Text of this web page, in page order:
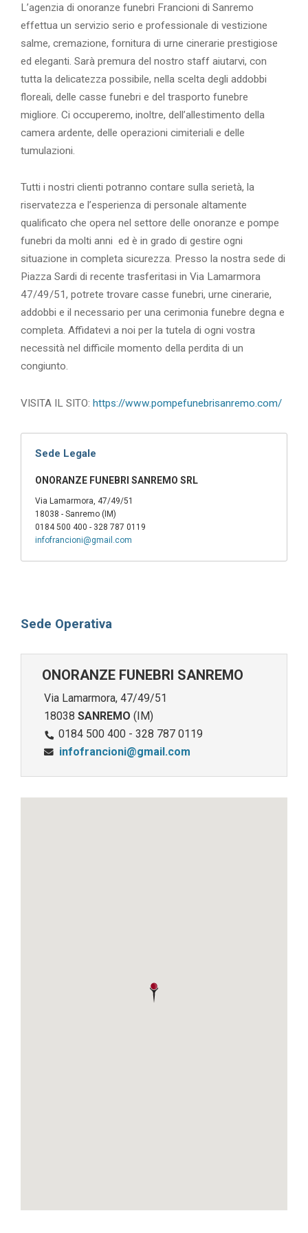
L’agenzia di onoranze funebri Francioni di Sanremo
effettua un servizio serio e professionale di vestizione
salme, cremazione, fornitura di urne cinerarie prestigiose
ed eleganti. Sarà premura del nostro staff aiutarvi, con
tutta la delicatezza possibile, nella scelta degli addobbi
floreali, delle casse funebri e del trasporto funebre
migliore. Ci occuperemo, inoltre, dell’allestimento della
camera ardente, delle operazioni cimiteriali e delle
tumulazioni.
Tutti i nostri clienti potranno contare sulla serietà, la
riservatezza e l’esperienza di personale altamente
qualificato che opera nel settore delle onoranze e pompe
funebri da molti anni ed è in grado di gestire ogni
situazione in completa sicurezza. Presso la nostra sede di
Piazza Sardi di recente trasferitasi in Via Lamarmora
47/49/51, potrete trovare casse funebri, urne cinerarie,
addobbi e il necessario per una cerimonia funebre degna e
completa. Affidatevi a noi per la tutela di ogni vostra
necessità nel difficile momento della perdita di un
congiunto.
VISITA IL SITO: https://www.pompefunebrisanremo.com/
Sede Legale
ONORANZE FUNEBRI SANREMO SRL
Via Lamarmora, 47/49/51
18038 - Sanremo (IM)
0184 500 400 - 328 787 0119
infofrancioni@gmail.com
Sede Operativa
ONORANZE FUNEBRI SANREMO
Via Lamarmora, 47/49/51
18038 SANREMO (IM)
0184 500 400 - 328 787 0119
infofrancioni@gmail.com